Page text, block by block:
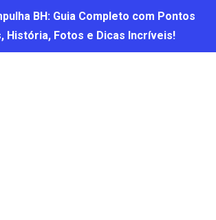
BH: Guia Completo com Pontos
História, Fotos e Dicas Incríveis!